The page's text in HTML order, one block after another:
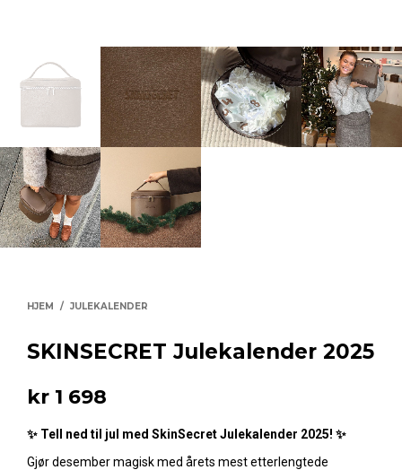
HJEM / JULEKALENDER
SKINSECRET Julekalender 2025
kr 1 698
✨ Tell ned til jul med SkinSecret Julekalender 2025! ✨
Gjør desember magisk med årets mest etterlengtede